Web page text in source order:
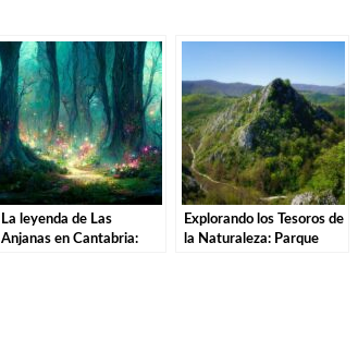
La leyenda de Las
Anjanas en Cantabria:
Explorando los Tesoros de
la Naturaleza: Parque